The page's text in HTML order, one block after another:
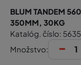
BLUM TANDEM
350MM, 30KG
Katalóg. číslo:
Množstvo:
-